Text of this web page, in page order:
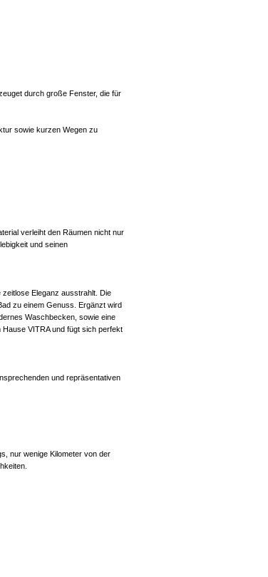
durch große Fenster, die für
sowie kurzen Wegen zu
verleiht den Räumen nicht nur
und seinen
Eleganz ausstrahlt. Die
zu einem Genuss. Ergänzt wird
Waschbecken, sowie eine
VITRA und fügt sich perfekt
und repräsentativen
nur wenige Kilometer von der